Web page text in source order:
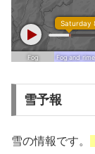
雪予報
雪の情報です。